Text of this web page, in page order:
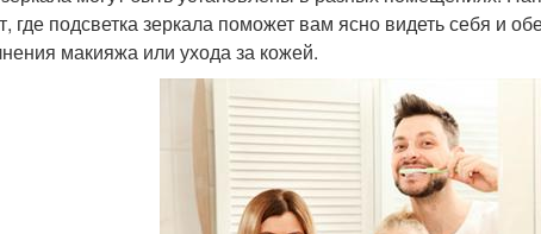
где подсветка зеркала поможет вам ясно видеть себя и
макияжа или ухода за кожей.